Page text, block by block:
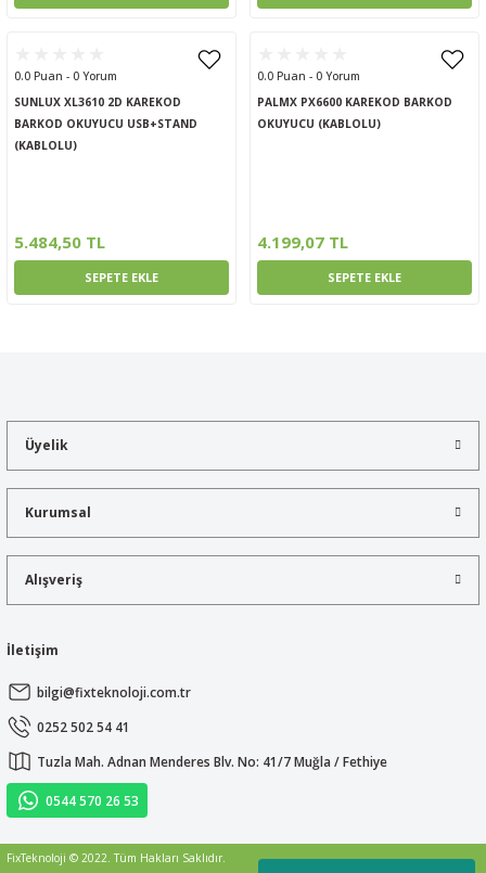
0.0 Puan - 0 Yorum
SUNLUX XL3610 2D KAREKOD
BARKOD OKUYUCU USB+STAND
(KABLOLU)
5.484,50 TL
SEPETE EKLE
0.0 Puan - 0 Yorum
PALMX PX6600 KAREKOD BARKOD
OKUYUCU (KABLOLU)
4.199,07 TL
SEPETE EKLE
Üyelik
Kurumsal
Alışveriş
İletişim
bilgi@fixteknoloji.com.tr
0252 502 54 41
Tuzla Mah. Adnan Menderes Blv. No: 41/7 Muğla / Fethiye
0544 570 26 53
FixTeknoloji © 2022. Tüm Hakları Saklıdır.